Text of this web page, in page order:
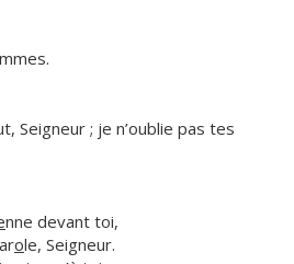
Seigneur ; je n’oublie pas tes
nne devant toi,
ole, Seigneur.